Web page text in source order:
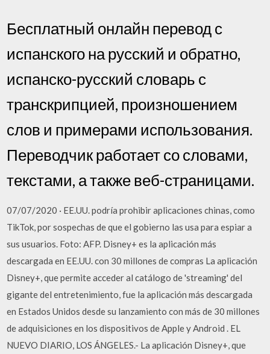
Бесплатный онлайн перевод с
испанского на русский и обратно,
испанско-русский словарь с
транскрипцией, произношением
слов и примерами использования.
Переводчик работает со словами,
текстами, а также веб-страницами.
07/07/2020 · EE.UU. podría prohibir aplicaciones chinas, como
TikTok, por sospechas de que el gobierno las usa para espiar a
sus usuarios. Foto: AFP. Disney+ es la aplicación más
descargada en EE.UU. con 30 millones de compras La aplicación
Disney+, que permite acceder al catálogo de 'streaming' del
gigante del entretenimiento, fue la aplicación más descargada
en Estados Unidos desde su lanzamiento con más de 30 millones
de adquisiciones en los dispositivos de Apple y Android . EL
NUEVO DIARIO, LOS ÁNGELES.- La aplicación Disney+, que